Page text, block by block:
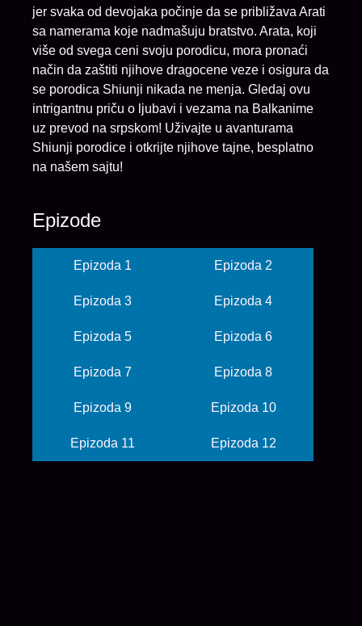
jer svaka od devojaka počinje da se približava Arati
sa namerama koje nadmašuju bratstvo. Arata, koji
više od svega ceni svoju porodicu, mora pronaći
način da zaštiti njihove dragocene veze i osigura da
se porodica Shiunji nikada ne menja. Gledaj ovu
intrigantnu priču o ljubavi i vezama na Balkanime
uz prevod na srpskom! Uživajte u avanturama
Shiunji porodice i otkrijte njihove tajne, besplatno
na našem sajtu!
Epizode
Epizoda 1 Epizoda 2
Epizoda 3 Epizoda 4
Epizoda 5 Epizoda 6
Epizoda 7 Epizoda 8
Epizoda 9 Epizoda 10
Epizoda 11 Epizoda 12